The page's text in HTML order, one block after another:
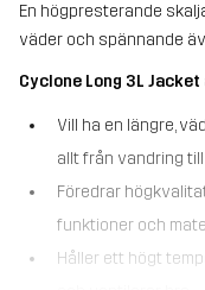
En högpresterande
väder och spännande
Cyclone Long 3L
Vill ha en längre,
allt från vandring
Föredrar
funktioner och
Håller ett högt